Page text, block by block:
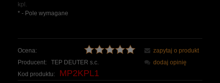
kpl.
* - Pole wymagane
Ocena:
Producent:
TEP DEUTER s.c.
Kod produktu:
MP2KPL1
zapytaj o produkt
dodaj opinię